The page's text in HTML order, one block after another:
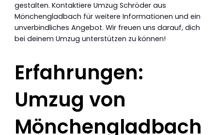
gestalten. Kontaktiere Umzug Schröder aus
Mönchengladbach für weitere Informationen und ein
unverbindliches Angebot. Wir freuen uns darauf, dich
bei deinem Umzug unterstützen zu können!
Erfahrungen:
Umzug von
Mönchengladbach